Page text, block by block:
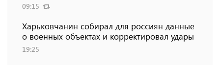
09:15
Харьковчанин собирал для россиян данные
о военных объектах и ​​корректировал удары
19:25